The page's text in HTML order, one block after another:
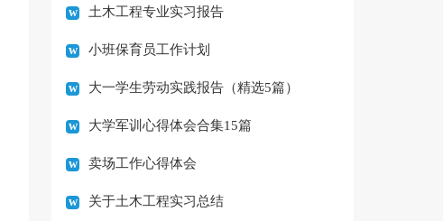
土木工程专业实习报告
小班保育员工作计划
大一学生劳动实践报告（精选5篇）
大学军训心得体会合集15篇
卖场工作心得体会
关于土木工程实习总结